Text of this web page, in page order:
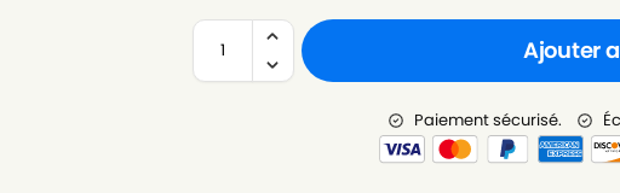
Ajouter
Paiement sécurisé.